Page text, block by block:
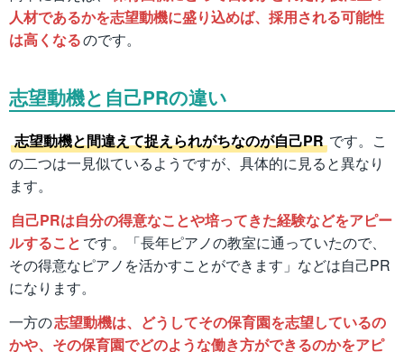
人材であるかを志望動機に盛り込めば、採用される可能性
は高くなるのです。
志望動機と自己PRの違い
志望動機と間違えて捉えられがちなのが自己PR です。こ
の二つは一見似ているようですが、具体的に見ると異なり
ます。
自己PRは自分の得意なことや培ってきた経験などをアピー
ルすること です。「長年ピアノの教室に通っていたので、
その得意なピアノを活かすことができます」などは自己PR
になります。
一方の志望動機は、どうしてその保育園を志望しているの
かや、その保育園でどのような働き方ができるのかをアピ